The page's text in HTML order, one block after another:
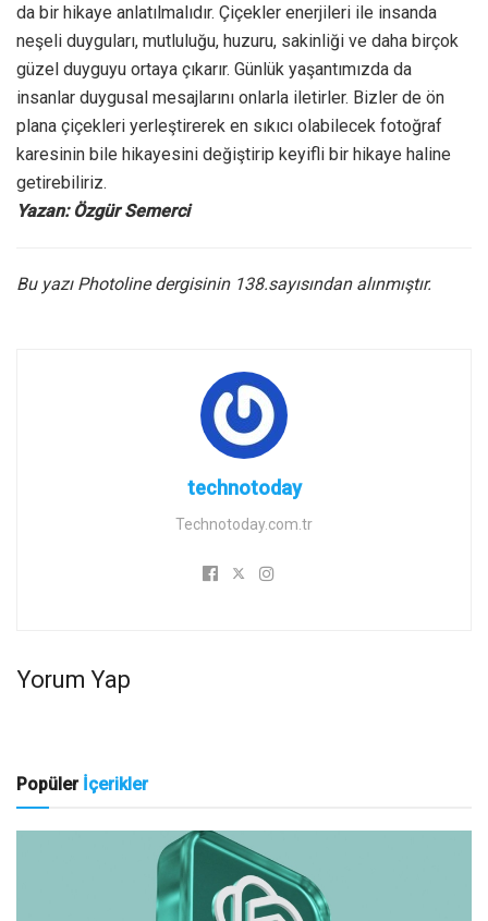
da bir hikaye anlatılmalıdır. Çiçekler enerjileri ile insanda
neşeli duyguları, mutluluğu, huzuru, sakinliği ve daha birçok
güzel duyguyu ortaya çıkarır. Günlük yaşantımızda da
insanlar duygusal mesajlarını onlarla iletirler. Bizler de ön
plana çiçekleri yerleştirerek en sıkıcı olabilecek fotoğraf
karesinin bile hikayesini değiştirip keyifli bir hikaye haline
getirebiliriz.
Yazan: Özgür Semerci
Bu yazı Photoline dergisinin 138.sayısından alınmıştır.
technotoday
Technotoday.com.tr
Yorum Yap
Popüler İçerikler